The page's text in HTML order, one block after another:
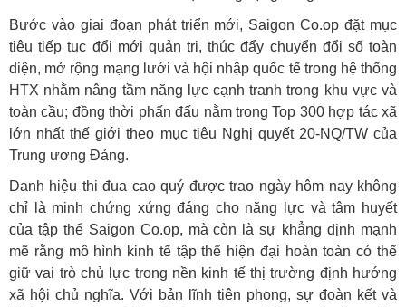
Bước vào giai đoạn phát triển mới, Saigon Co.op đặt mục
tiêu tiếp tục đổi mới quản trị, thúc đẩy chuyển đổi số toàn
diện, mở rộng mạng lưới và hội nhập quốc tế trong hệ thống
HTX nhằm nâng tầm năng lực cạnh tranh trong khu vực và
toàn cầu; đồng thời phấn đấu nằm trong Top 300 hợp tác xã
lớn nhất thế giới theo mục tiêu Nghị quyết 20-NQ/TW của
Trung ương Đảng.
Danh hiệu thi đua cao quý được trao ngày hôm nay không
chỉ là minh chứng xứng đáng cho năng lực và tâm huyết
của tập thể Saigon Co.op, mà còn là sự khẳng định mạnh
mẽ rằng mô hình kinh tế tập thể hiện đại hoàn toàn có thể
giữ vai trò chủ lực trong nền kinh tế thị trường định hướng
xã hội chủ nghĩa. Với bản lĩnh tiên phong, sự đoàn kết và